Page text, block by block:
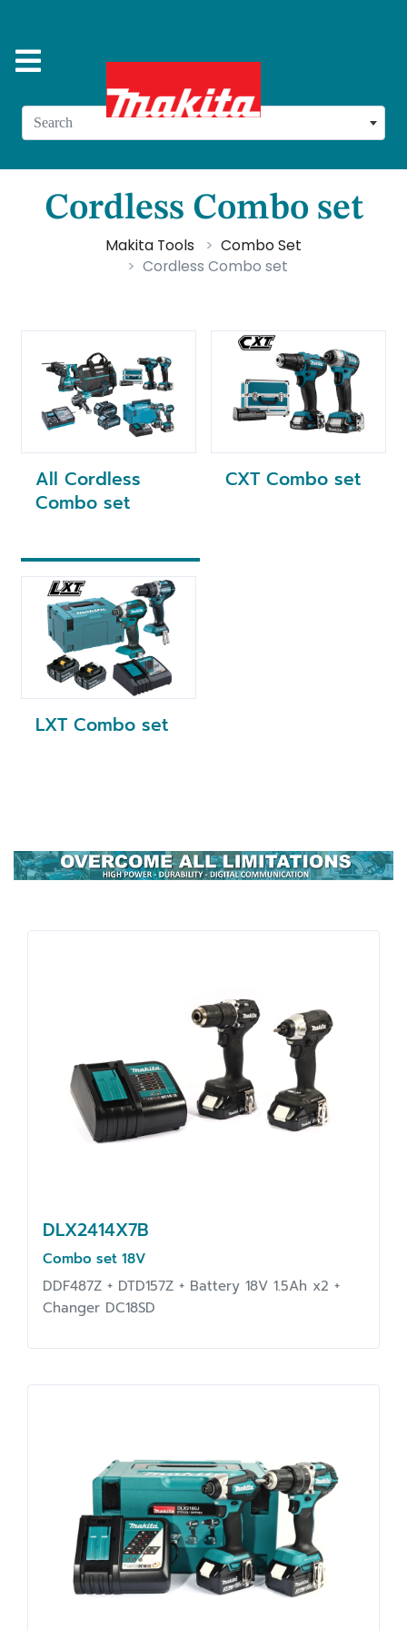
Search
Cordless Combo set
Makita Tools
Combo Set
Cordless Combo set
All Cordless
Combo set
LXT Combo set
CXT Combo set
DLX2414X7B
Combo set 18V
DDF487Z + DTD157Z + Battery 18V 1.5Ah x2 +
Changer DC18SD